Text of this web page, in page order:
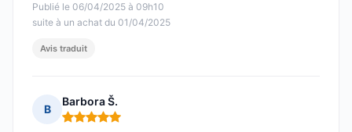
Publié le 06/04/2025 à 09h10
suite à un achat du 01/04/2025
Avis traduit
B
Barbora Š.
Note : 5 sur 5